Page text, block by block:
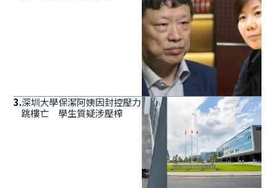
3.深圳大學保潔阿姨因封控壓力
跳樓亡 學生質疑涉壓榨